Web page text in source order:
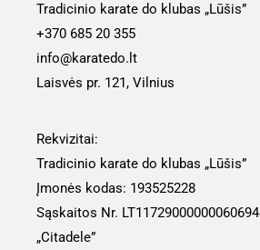
Tradicinio karate do klubas „Lūšis”
+370 685 20 355
info@karatedo.lt
Laisvės pr. 121, Vilnius
Rekvizitai:
Tradicinio karate do klubas „Lūšis”
Įmonės kodas: 193525228
Sąskaitos Nr.
„Citadele”